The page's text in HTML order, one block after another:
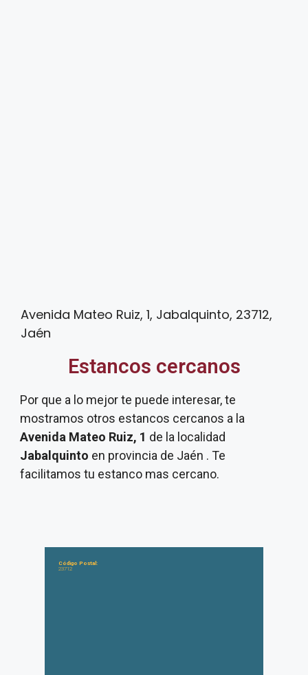
Avenida Mateo Ruiz, 1, Jabalquinto, 23712,
Jaén
Estancos cercanos
Por que a lo mejor te puede interesar, te
mostramos otros estancos cercanos a la
Avenida Mateo Ruiz, 1 de la localidad
Jabalquinto en provincia de Jaén . Te
facilitamos tu estanco mas cercano.
Código Postal:
23712